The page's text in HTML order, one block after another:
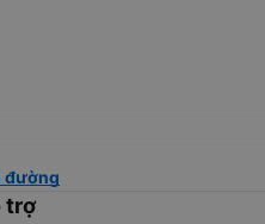
đường
trợ